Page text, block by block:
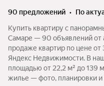
90 предложений •
по
Купить квартиру с
Самаре — 90 объявлений от
продаже квартир по цене
Яндекс Недвижимости. В
площадью от 22,2 м² до 139
жилье — фото, планировки и